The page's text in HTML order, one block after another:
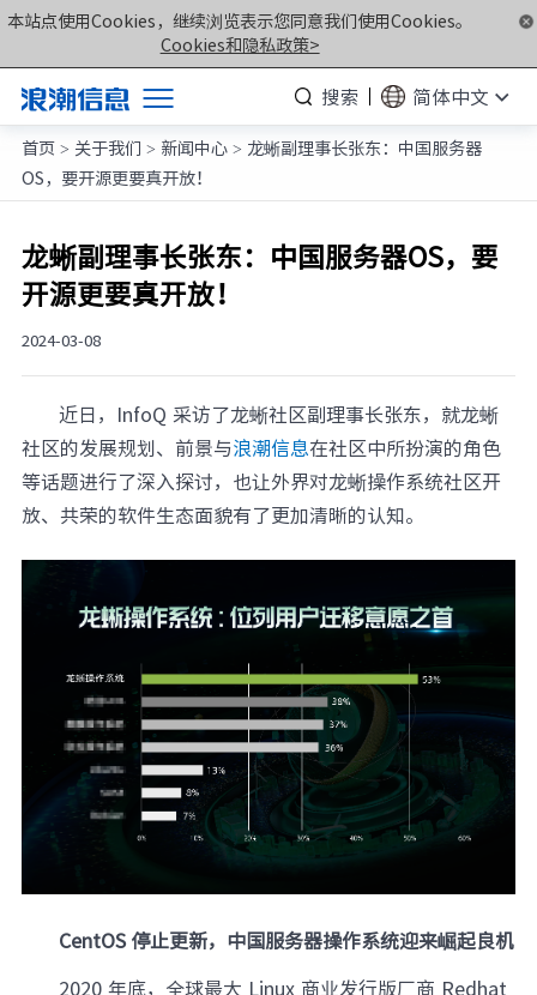
本站点使用Cookies，继续浏览表示您同意我们使用Cookies。
Cookies和隐私政策>
搜索
简体中文
产品
解决方案
服务支持
如何购买
合作伙伴
联合创新平台
关于我们
计算产业洞察
元脑品牌升级公告
首页 > 关于我们 > 新闻中心 > 龙蜥副理事长张东：中国服务器
OS，要开源更要真开放！
龙蜥副理事长张东：中国服务器OS，要
开源更要真开放！
2024-03-08
近日，InfoQ 采访了龙蜥社区副理事长张东，就龙蜥
社区的发展规划、前景与浪潮信息在社区中所扮演的角色
等话题进行了深入探讨，也让外界对龙蜥操作系统社区开
放、共荣的软件生态面貌有了更加清晰的认知。
CentOS 停止更新，中国服务器操作系统迎来崛起良机
2020 年底，全球最大 Linux 商业发行版厂商 Redhat